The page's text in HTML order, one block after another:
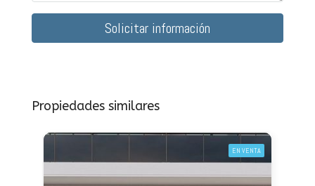
Solicitar información
Propiedades similares
EN VENTA